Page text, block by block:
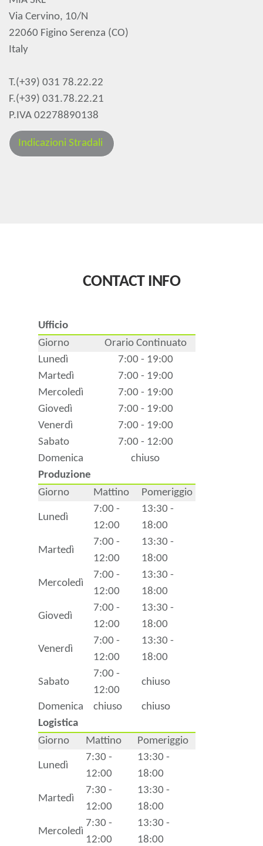
Via Cervino, 10/N
22060 Figino Serenza (CO)
Italy
T.(+39) 031 78.22.22
F.(+39) 031.78.22.21
P.IVA 02278890138
Indicazioni Stradali
CONTACT INFO
Ufficio
Giorno
Orario Continuato
Lunedì
7:00 - 19:00
Martedì
7:00 - 19:00
Mercoledì
7:00 - 19:00
Giovedì
7:00 - 19:00
Venerdì
7:00 - 19:00
Sabato
7:00 - 12:00
Domenica
chiuso
Produzione
Giorno
Mattino Pomeriggio
Lunedì
7:00 -
12:00
13:30 -
18:00
Martedì
7:00 -
12:00
13:30 -
18:00
Mercoledì
7:00 -
12:00
13:30 -
18:00
Giovedì
7:00 -
12:00
13:30 -
18:00
Venerdì
7:00 -
12:00
13:30 -
18:00
Sabato
7:00 -
12:00
chiuso
Domenica chiuso
chiuso
Logistica
Giorno
Mattino Pomeriggio
Lunedì
7:30 -
12:00
13:30 -
18:00
Martedì
7:30 -
12:00
13:30 -
18:00
Mercoledì
7:30 -
12:00
13:30 -
18:00